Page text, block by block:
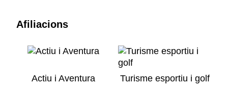
Afiliacions
Actiu i Aventura Turisme esportiu i golf